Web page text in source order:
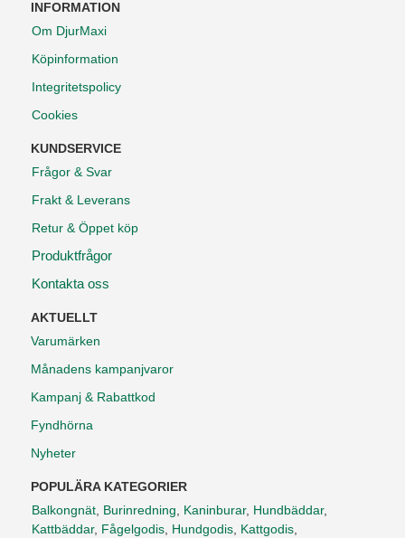
INFORMATION
Om DjurMaxi
Köpinformation
Integritetspolicy
Cookies
KUNDSERVICE
Frågor & Svar
Frakt & Leverans
Retur & Öppet köp
Produktfrågor
Kontakta oss
AKTUELLT
Varumärken
Månadens kampanjvaror
Kampanj & Rabattkod
Fyndhörna
Nyheter
POPULÄRA KATEGORIER
Balkongnät, Burinredning, Kaninburar, Hundbäddar,
Kattbäddar, Fågelgodis, Hundgodis, Kattgodis,